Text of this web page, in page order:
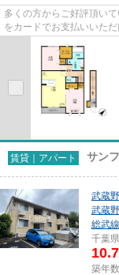
多くの方からご好評頂い
をカードでお支払いいた
賃貸｜アパート サン
武蔵
武蔵
総武線
千葉県
10.7
築年